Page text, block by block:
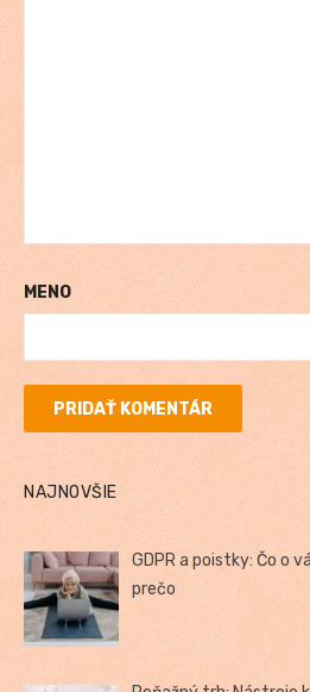
MENO
NAJNOVŠIE
GDPR a poistky: Čo o
prečo